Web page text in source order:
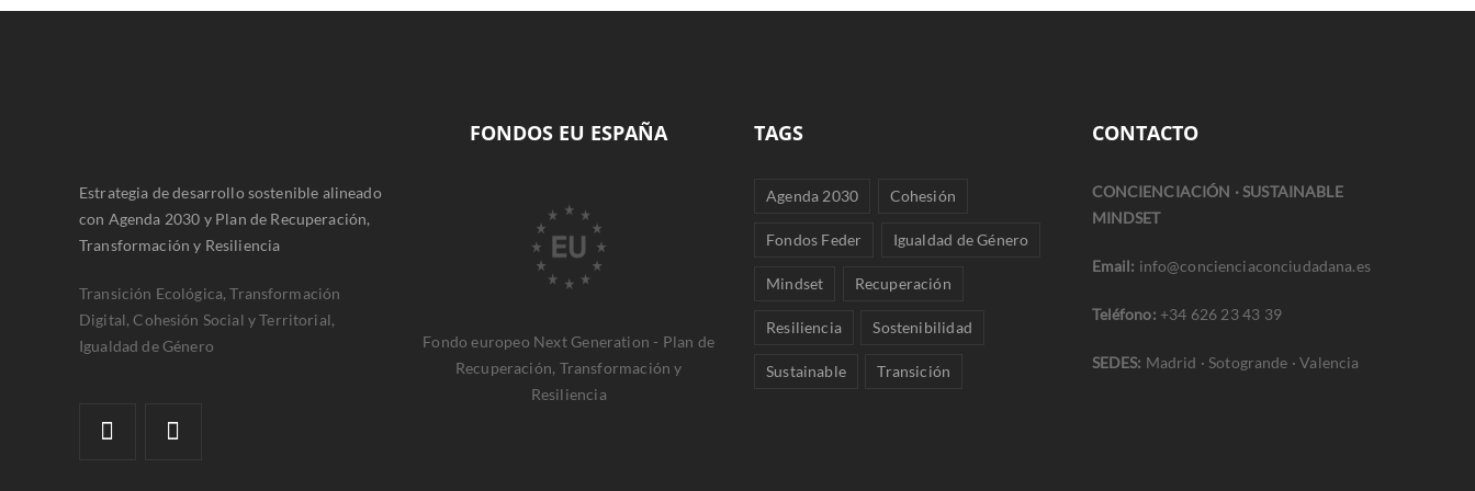
Estrategia de desarrollo sostenible alineado
con Agenda 2030 y Plan de Recuperación,
Transformación y Resiliencia
Transición Ecológica, Transformación
Digital, Cohesión Social y Territorial,
Igualdad de Género
FONDOS EU ESPAÑA
Fondo europeo Next Generation - Plan de
Recuperación, Transformación y
Resiliencia
TAGS
Agenda 2030 Cohesión
Fondos Feder Igualdad de Género
Mindset Recuperación
Resiliencia Sostenibilidad
Sustainable Transición
CONTACTO
CONCIENCIACIÓN · SUSTAINABLE
MINDSET
Email: info@concienciaconciudadana.es
Teléfono: +34 626 23 43 39
SEDES: Madrid · Sotogrande · Valencia